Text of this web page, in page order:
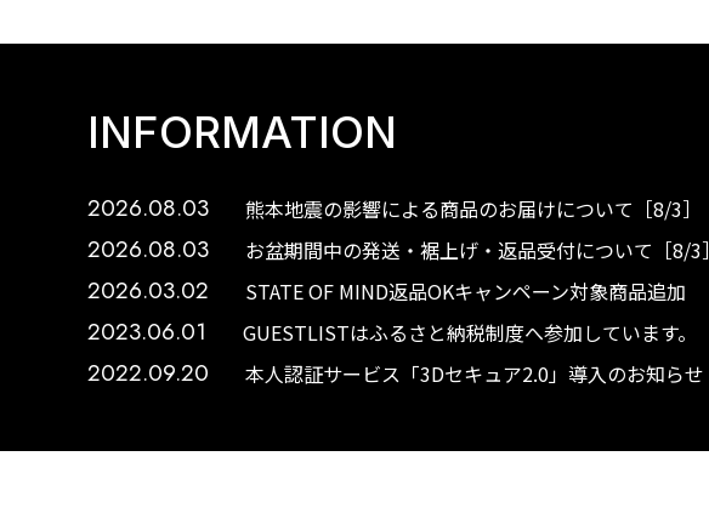
INFORMATION
2026.08.03 熊本地震の影響による商品のお届けについて［8/3］
2026.08.03 お盆期間中の発送・裾上げ・返品受付について［8/3］
2026.03.02 STATE OF MIND返品OKキャンペーン対象商品追加
2023.06.01 GUESTLISTはふるさと納税制度へ参加しています。
2022.09.20 本人認証サービス「3Dセキュア2.0」導入のお知らせ